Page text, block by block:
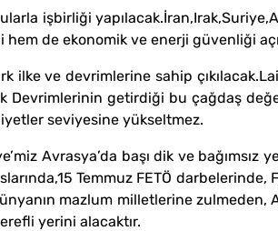
işbirliği
de ekonomik ve enerji güvenliği
ilke ve devrimlerine sahip
Devrimlerinin getirdiği bu çağdaş
seviyesine yükseltmez.
Avrasya’da başı dik ve bağımsız
Temmuz FETÖ darbelerinde,
mazlum milletlerine zulmeden,
yerini alacaktır.